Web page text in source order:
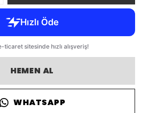
HEMEN AL
WHATSAPP